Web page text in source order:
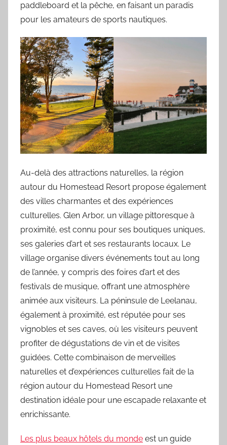
paddleboard et la pêche, en faisant un paradis
pour les amateurs de sports nautiques.
Au-delà des attractions naturelles, la région
autour du Homestead Resort propose également
des villes charmantes et des expériences
culturelles. Glen Arbor, un village pittoresque à
proximité, est connu pour ses boutiques uniques,
ses galeries d’art et ses restaurants locaux. Le
village organise divers événements tout au long
de l’année, y compris des foires d’art et des
festivals de musique, offrant une atmosphère
animée aux visiteurs. La péninsule de Leelanau,
également à proximité, est réputée pour ses
vignobles et ses caves, où les visiteurs peuvent
profiter de dégustations de vin et de visites
guidées. Cette combinaison de merveilles
naturelles et d’expériences culturelles fait de la
région autour du Homestead Resort une
destination idéale pour une escapade relaxante et
enrichissante.
Les plus beaux hôtels du monde est un guide